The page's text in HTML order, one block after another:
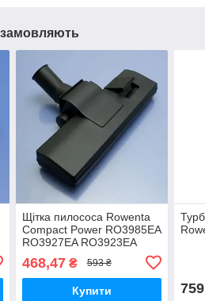
Щітка пилососа Rowenta
Compact Power RO3985EA
RO3927EA RO3923EA
двохрежимна
468,47₴ 593 ₴
Купити 759